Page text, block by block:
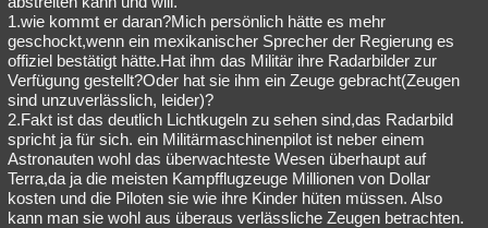
1.wie kommt er daran?Mich persönlich hätte es mehr
geschockt,wenn ein mexikanischer Sprecher der Regierung es
offiziel bestätigt hätte.Hat ihm das Militär ihre Radarbilder zur
Verfügung gestellt?Oder hat sie ihm ein Zeuge gebracht(Zeugen
sind unzuverlässlich, leider)?
2.Fakt ist das deutlich Lichtkugeln zu sehen sind,das Radarbild
spricht ja für sich. ein Militärmaschinenpilot ist neber einem
Astronauten wohl das überwachteste Wesen überhaupt auf
Terra,da ja die meisten Kampfflugzeuge Millionen von Dollar
kosten und die Piloten sie wie ihre Kinder hüten müssen. Also
kann man sie wohl aus überaus verlässliche Zeugen betrachten.